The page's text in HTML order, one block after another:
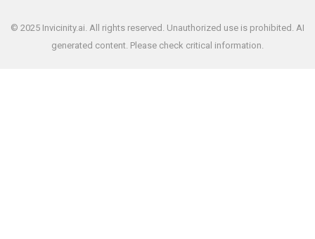
© 2025 Invicinity.ai. All rights reserved. Unauthorized use is prohibited. AI
generated content. Please check critical information.